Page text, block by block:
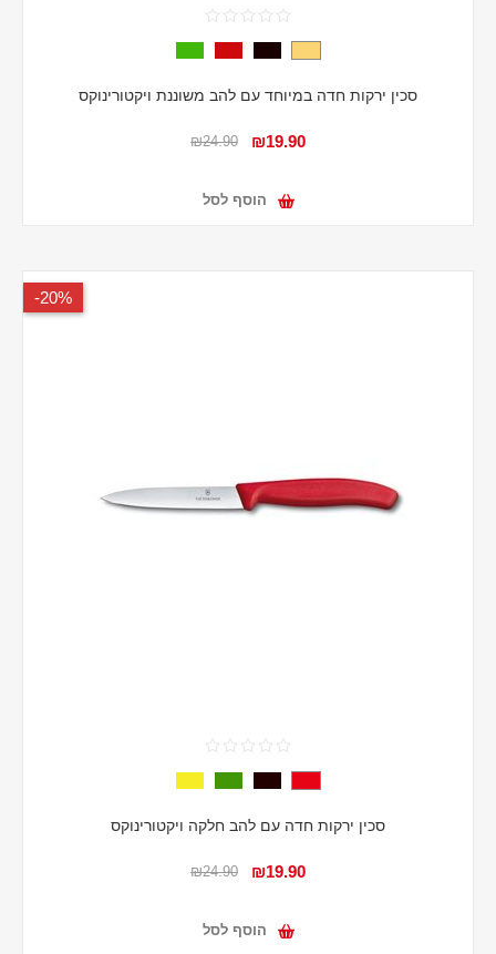
סכין ירקות חדה במיוחד עם להב משוננת ויקטורינוקס
₪19.90
₪24.90
הוסף לסל
20%-
סכין ירקות חדה עם להב חלקה ויקטורינוקס
₪19.90
₪24.90
הוסף לסל